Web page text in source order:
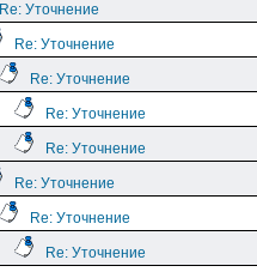
Re: Уточнение
Re: Уточнение
Re: Уточнение
Re: Уточнение
Re: Уточнение
Re: Уточнение
Re: Уточнение
Re: Уточнение